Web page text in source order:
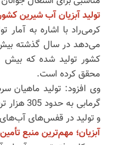
تولید آبزیان آب شیرین
کرمی‌راد با اشاره به آمار
محقق کرده است.
و تولید در قفس‌های آب‌های داخلی
آبزیان؛ مهم‌ترین منبع